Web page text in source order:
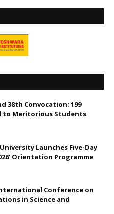
38th Convocation; 199
to Meritorious Students
Launches Five-Day
Orientation Programme
Conference on
in Science and